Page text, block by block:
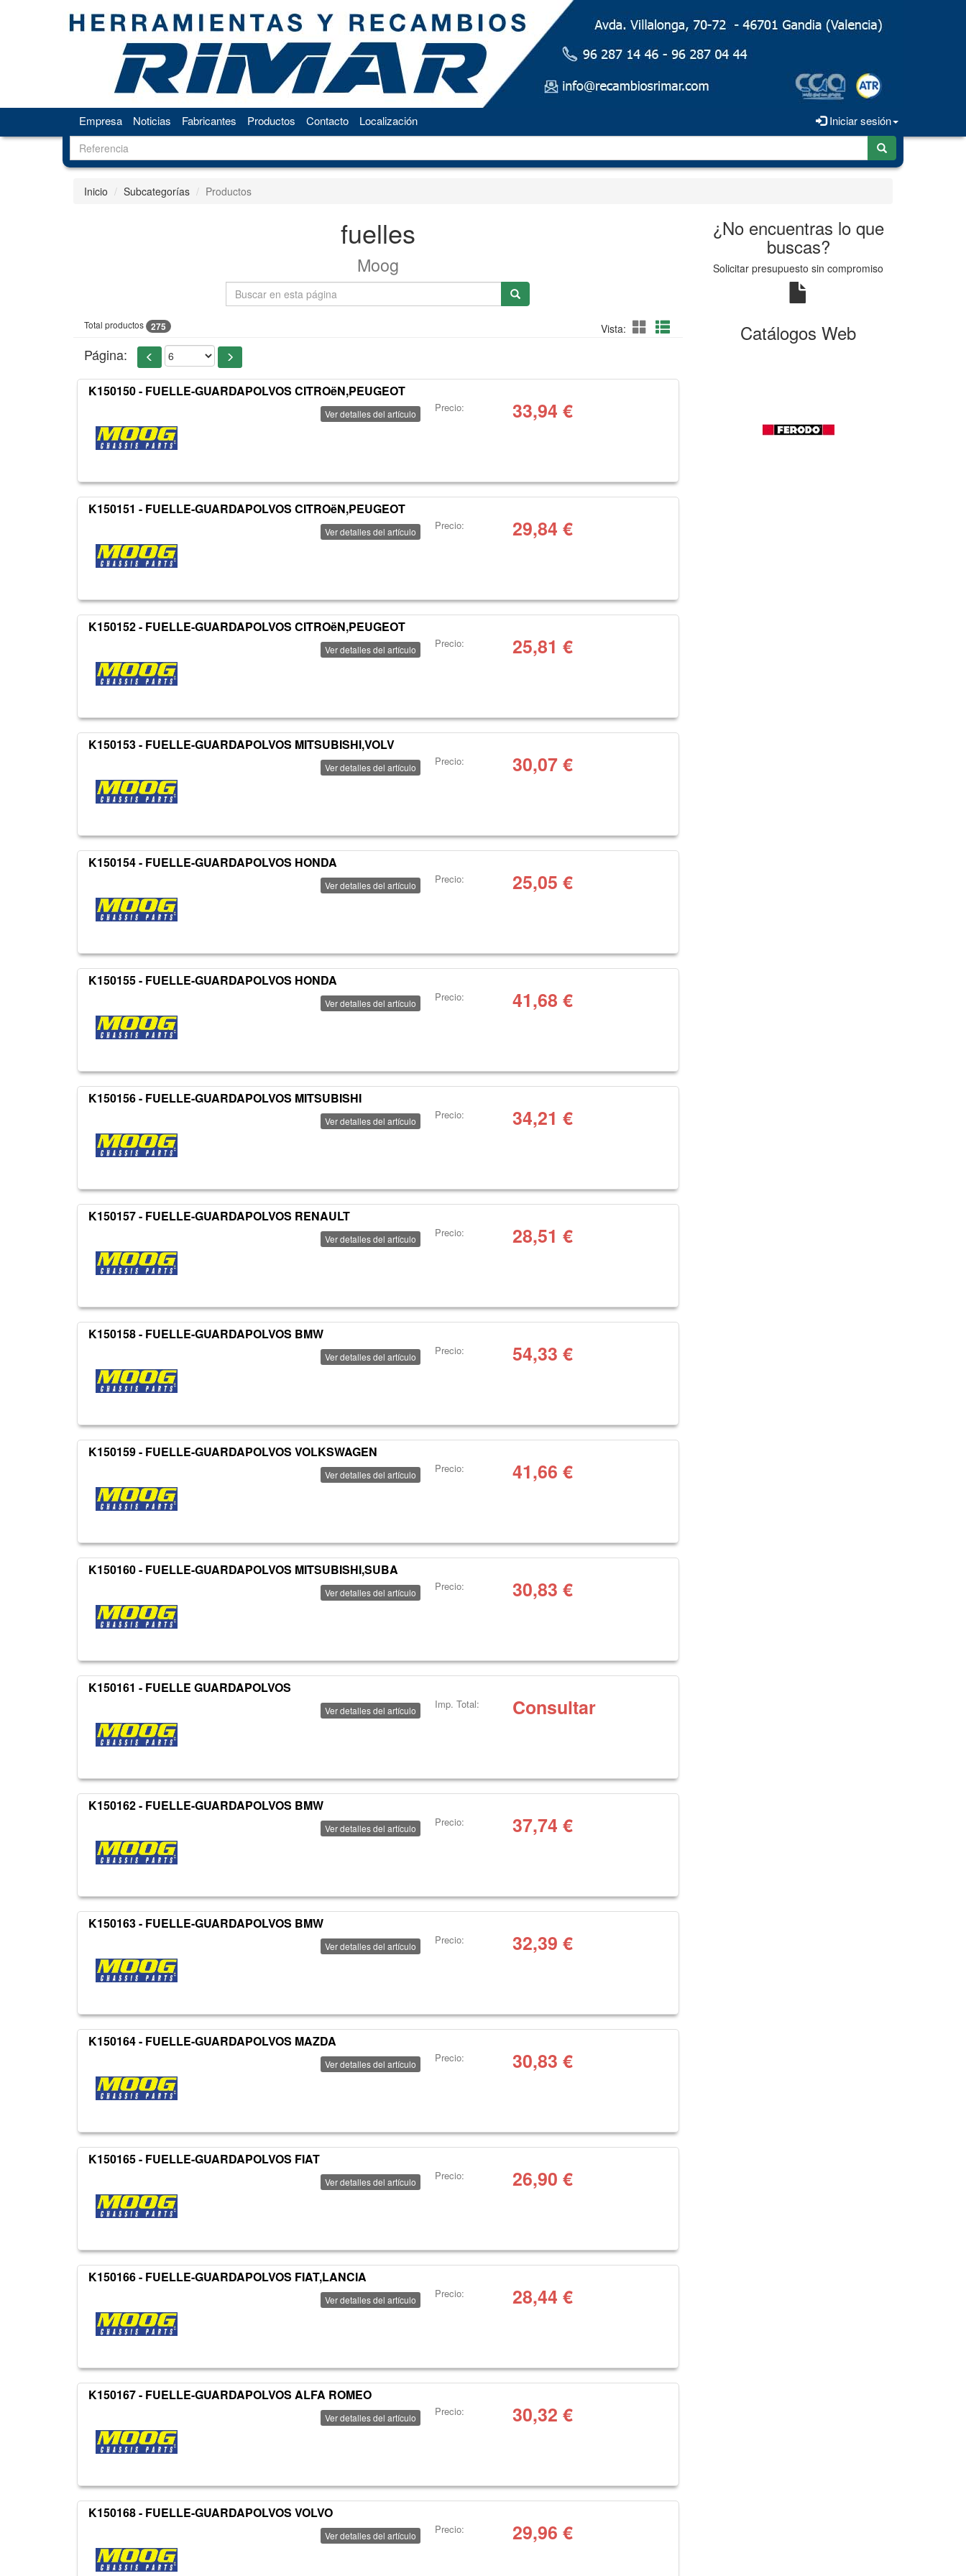
Iniciar sesión
Empresa Noticias Fabricantes Productos Contacto Localización
Inicio Subcategorías Productos
fuelles
Moog
Total productos 275 Vista:
Página:
K150150 - FUELLE-GUARDAPOLVOS CITROëN,PEUGEOT
Ver detalles del artículo Precio: 33,94 €
K150151 - FUELLE-GUARDAPOLVOS CITROëN,PEUGEOT
Ver detalles del artículo Precio: 29,84 €
K150152 - FUELLE-GUARDAPOLVOS CITROëN,PEUGEOT
Ver detalles del artículo Precio: 25,81 €
K150153 - FUELLE-GUARDAPOLVOS MITSUBISHI,VOLV
Ver detalles del artículo Precio: 30,07€
K150154 - FUELLE-GUARDAPOLVOS HONDA
Ver detalles del artículo Precio: 25,05 €
K150155 - FUELLE-GUARDAPOLVOS HONDA
Ver detalles del artículo Precio: 41,68 €
K150156 - FUELLE-GUARDAPOLVOS MITSUBISHI
Ver detalles del artículo Precio: 34,21 €
K150157 - FUELLE-GUARDAPOLVOS RENAULT
Ver detalles del artículo Precio: 28,51 €
K150158 - FUELLE-GUARDAPOLVOS BMW
Ver detalles del artículo Precio: 54,33 €
K150159 - FUELLE-GUARDAPOLVOS VOLKSWAGEN
Ver detalles del artículo Precio: 41,66 €
K150160 - FUELLE-GUARDAPOLVOS MITSUBISHI,SUBA
Ver detalles del artículo Precio: 30,83 €
K150161 - FUELLE GUARDAPOLVOS
Ver detalles del artículo Imp. Total: Consultar
K150162 - FUELLE-GUARDAPOLVOS BMW
Ver detalles del artículo Precio: 37,74 €
K150163 - FUELLE-GUARDAPOLVOS BMW
Ver detalles del artículo Precio: 32,39 €
K150164 - FUELLE-GUARDAPOLVOS MAZDA
Ver detalles del artículo Precio: 30,83 €
K150165 - FUELLE-GUARDAPOLVOS FIAT
Ver detalles del artículo Precio: 26,90 €
K150166 - FUELLE-GUARDAPOLVOS FIAT,LANCIA
Ver detalles del artículo Precio: 28,44 €
K150167 - FUELLE-GUARDAPOLVOS ALFA ROMEO
Ver detalles del artículo Precio: 30,32 €
K150168 - FUELLE-GUARDAPOLVOS VOLVO
Ver detalles del artículo Precio: 29,96 €
¿No encuentras lo que
buscas?
Solicitar presupuesto sin compromiso
Catálogos Web